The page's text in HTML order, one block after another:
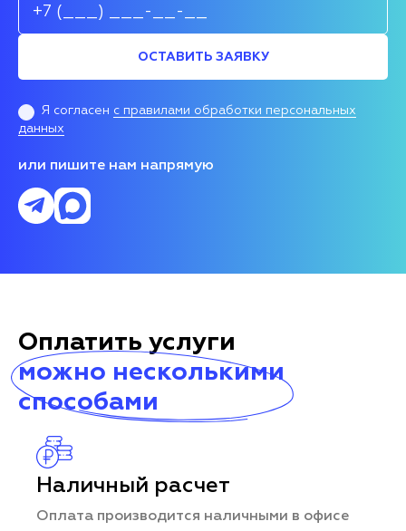
ОСТАВИТЬ ЗАЯВКУ
Я согласен с правилами обработки персональных
данных
или пишите нам напрямую
Оплатить услуги
можно несколькими
способами
Наличный расчет
Оплата производится наличными в офисе